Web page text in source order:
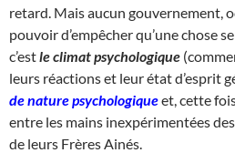
retard. Mais aucun gouvernement,
pouvoir d’empêcher qu’une chose
c’estle climat psychologique
leurs réactions et leur état d’esprit
de nature psychologiqueet, cette
entre les mains inexpérimentées
de leurs Frères Ainés.